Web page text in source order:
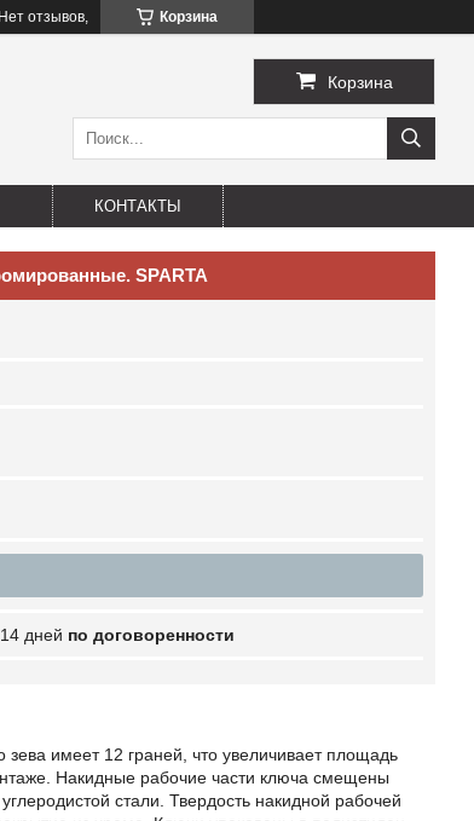
Корзина
Нет отзывов,
Корзина
КОНТАКТЫ
SPARTA
дней по договоренности
имеет 12 граней, что увеличивает площадь
Накидные рабочие части ключа смещены
стали. Твердость накидной рабочей